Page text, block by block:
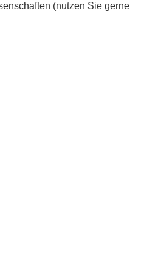
(nutzen Sie gerne